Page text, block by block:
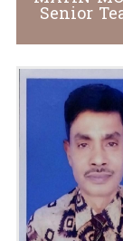
Senior